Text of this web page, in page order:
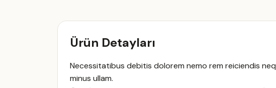
Ürün Detayları
Necessitatibus debitis dolorem nemo rem reiciendis
minus ullam.